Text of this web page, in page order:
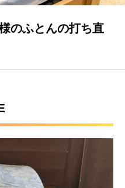
のふとんの打ち直